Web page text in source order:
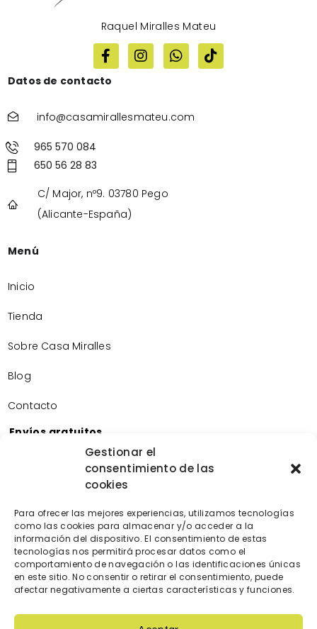
Gestionar el
consentimiento de las
cookies
Para ofrecer las mejores experiencias, utilizamos tecnologías
como las cookies para almacenar y/o acceder a la
información del dispositivo. El consentimiento de estas
tecnologías nos permitirá procesar datos como el
comportamiento de navegación o las identificaciones únicas
en este sitio. No consentir o retirar el consentimiento, puede
afectar negativamente a ciertas características y funciones.
Raquel Miralles Mateu
Datos de contacto
info@casamirallesmateu.com
965 570 084
650 56 28 83
C/ Major, nº9. 03780 Pego
(Alicante-España)
Menú
Inicio
Tienda
Sobre Casa Miralles
Blog
Contacto
Envíos gratuitos
Envíos gratuitos por la compra de más de 60€.
Devoluciones gratuitas
Devoluciones gratuitas en nuestra tienda física.
Pago seguro
Tarjeta de crédito/débito.
Transferencia bancaria.
Bizum.